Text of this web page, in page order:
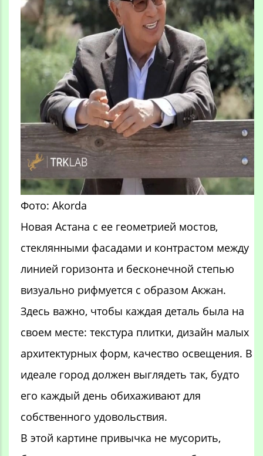
Фото: Akorda
Новая Астана с ее геометрией мостов,
стеклянными фасадами и контрастом между
линией горизонта и бесконечной степью
визуально рифмуется с образом Акжан.
Здесь важно, чтобы каждая деталь была на
своем месте: текстура плитки, дизайн малых
архитектурных форм, качество освещения. В
идеале город должен выглядеть так, будто
его каждый день обихаживают для
собственного удовольствия.
В этой картине привычка не мусорить,